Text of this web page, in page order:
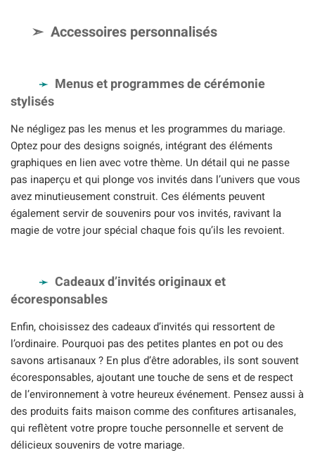
Accessoires personnalisés
Menus et programmes de cérémonie
stylisés
Ne négligez pas les menus et les programmes du mariage.
Optez pour des designs soignés, intégrant des éléments
graphiques en lien avec votre thème. Un détail qui ne passe
pas inaperçu et qui plonge vos invités dans l’univers que vous
avez minutieusement construit. Ces éléments peuvent
également servir de souvenirs pour vos invités, ravivant la
magie de votre jour spécial chaque fois qu’ils les revoient.
Cadeaux d’invités originaux et
écoresponsables
Enfin, choisissez des cadeaux d’invités qui ressortent de
l’ordinaire. Pourquoi pas des petites plantes en pot ou des
savons artisanaux ? En plus d’être adorables, ils sont souvent
écoresponsables, ajoutant une touche de sens et de respect
de l’environnement à votre heureux événement. Pensez aussi à
des produits faits maison comme des confitures artisanales,
qui reflètent votre propre touche personnelle et servent de
délicieux souvenirs de votre mariage.